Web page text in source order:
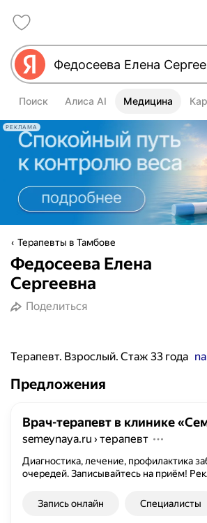
Поиск Алиса AI Медицина
РЕКЛАМА
Терапевты в Тамбове
Федосеева Елена
Сергеевна
Поделиться
Терапевт. Взрослый. Стаж 33 года
Предложения
Врач-терапевт в клинике
semeynaya.ru › терапевт
Диагностика, лечение, профилактика
очередей. Записывайтесь на приём!
Запись онлайн Специалисты